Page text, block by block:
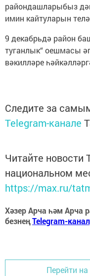
райондашларыбыз
имин кайтуларын
9 декабрьдә район
туганлык“ оешмасы
вәкилләре
Следите за
Telegram-канале
Читайте новости
национальном
https://max.ru/
Хәзер Арча һәм Арча
безнеңTelegram-
Перейти